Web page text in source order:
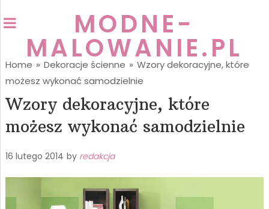
MODNE-
MALOWANIE.PL
Home » Dekoracje ścienne » Wzory dekoracyjne, które
możesz wykonać samodzielnie
Wzory dekoracyjne, które
możesz wykonać samodzielnie
16 lutego 2014 by redakcja